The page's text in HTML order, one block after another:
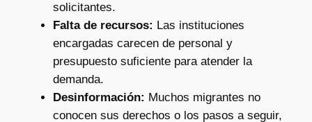
solicitantes.
Falta de recursos: Las instituciones
encargadas carecen de personal y
presupuesto suficiente para atender la
demanda.
Desinformación: Muchos migrantes no
conocen sus derechos o los pasos a seguir,